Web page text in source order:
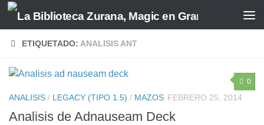
Saltar al contenido
ETIQUETADO: ANALISIS ANT
0
ANALISIS / LEGACY (TIPO 1.5) / MAZOS FEBRERO 25, 2014
Analisis de Adnauseam Deck